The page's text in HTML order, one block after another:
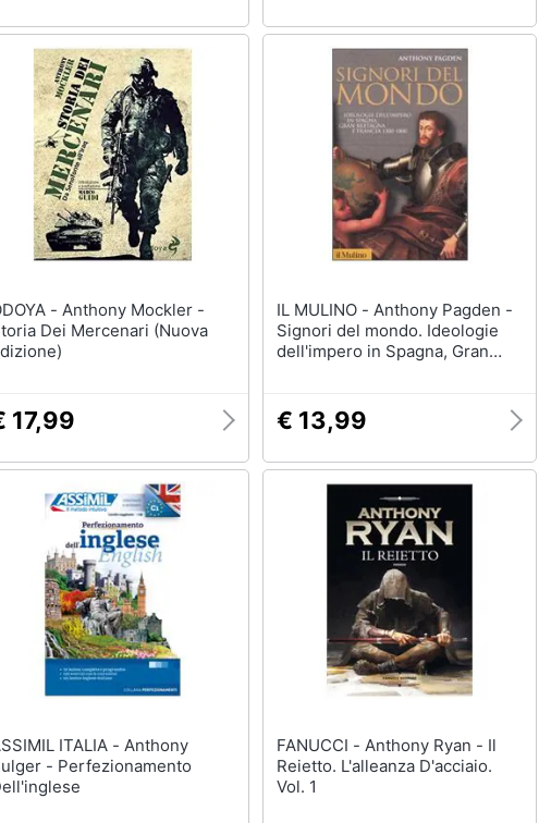
- Anthony Mockler -
Dei Mercenari (Nuova
17,99
IL MULINO - Anthony Pagden -
Signori del mondo. Ideologie
dell'impero in Spagna, Gran
€ 13,99
ITALIA - Anthony
- Perfezionamento
FANUCCI - Anthony Ryan - Il
Reietto. L'alleanza D'acciaio.
Vol. 1